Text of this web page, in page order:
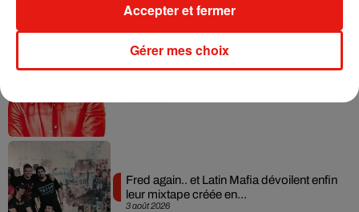
Il y a 10 ans, DJ Snake changeait de
3 août 2026
Fred again.. et Latin Mafia dévoilent enfin
leur mixtape créée en...
Gérer mes choix
Accepter et fermer